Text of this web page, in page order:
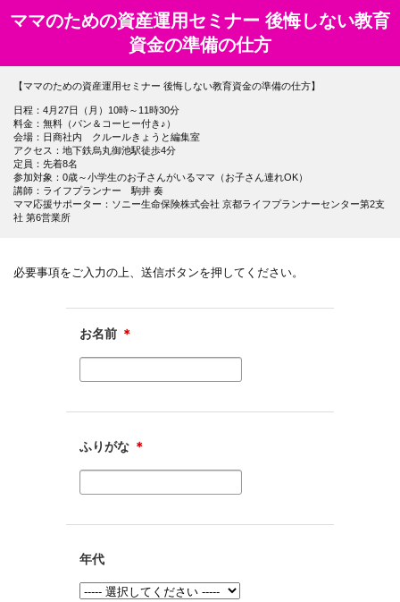
ママのための資産運用セミナー 後悔しない教育
資金の準備の仕方
【ママのための資産運用セミナー 後悔しない教育資金の準備の仕方】
日程：4月27日（月）10時～11時30分
料金：無料（パン＆コーヒー付き♪）
会場：日商社内 クルールきょうと編集室
アクセス：地下鉄烏丸御池駅徒歩4分
定員：先着8名
参加対象：0歳～小学生のお子さんがいるママ（お子さん連れOK）
講師：ライフプランナー 駒井 奏
ママ応援サポーター：ソニー生命保険株式会社 京都ライフプランナーセンター第2支
社 第6営業所
必要事項をご入力の上、送信ボタンを押してください。
お名前 ＊
ふりがな ＊
年代